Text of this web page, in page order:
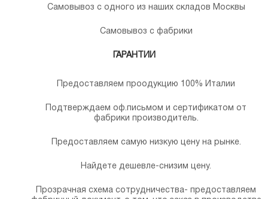
Самовывоз с одного из наших складов Москвы
Самовывоз с фабрики
ГАРАНТИИ
Предоставляем проодукцию 100% Италии
Подтверждаем оф.письмом и сертификатом от
фабрики производитель.
Предоставляем самую низкую цену на рынке.
Найдете дешевле-снизим цену.
Прозрачная схема сотрудничества- предоставляем